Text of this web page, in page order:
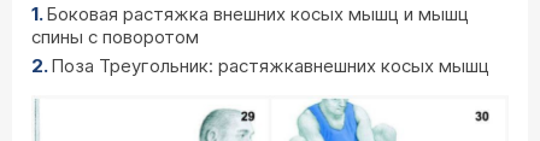
Боковая растяжка внешних косых мышц и мышц
спины с поворотом
Поза Треугольник: растяжкавнешних косых мышц